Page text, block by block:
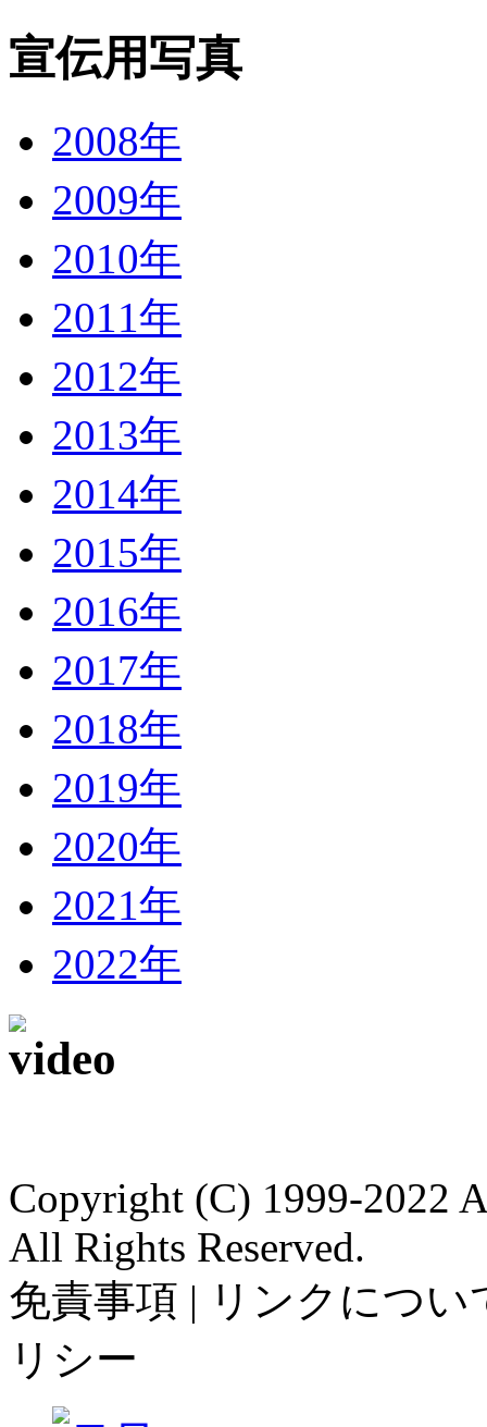
宣伝用写真
2008年
2009年
2010年
2011年
2012年
2013年
2014年
2015年
2016年
2017年
2018年
2019年
2020年
2021年
2022年
Copyright (C) 1999-2022
All Rights Reserved.
免責事項 | リンクにつ
リシー